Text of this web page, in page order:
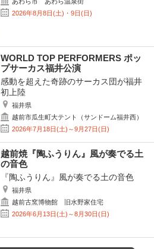
2026年8月8日(土)・9日(日)
WORLD TOP PERFORMERS ポッ
プサーカス福井公演
感動を超えた奇跡のサーカス団が福井
初上陸
福井県
越前市瓜生町大テント（サンドーム福井西）
2026年7月18日(土)～9月27日(日)
越前焼『陶ふうりん』風が奏でる土
の音色
『陶ふうりん』風が奏でる土の音色
福井県
越前古窯博物館 旧水野家住宅
2026年6月13日(土)～8月30日(日)